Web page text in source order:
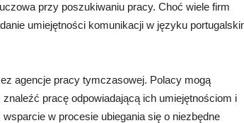
przy poszukiwaniu pracy. Choć wiele firm
umiejętności komunikacji w języku
agencje pracy tymczasowej. Polacy mogą
pracę odpowiadającą ich umiejętnościom i
w procesie ubiegania się o niezbędne